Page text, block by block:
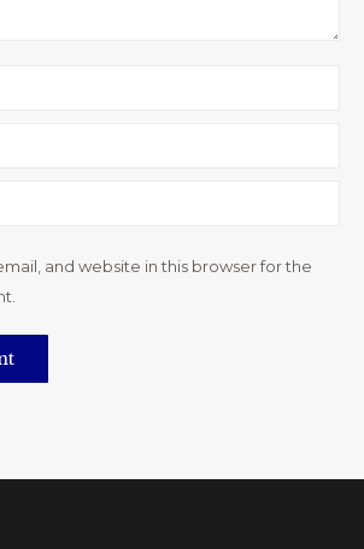
and website in this browser for the